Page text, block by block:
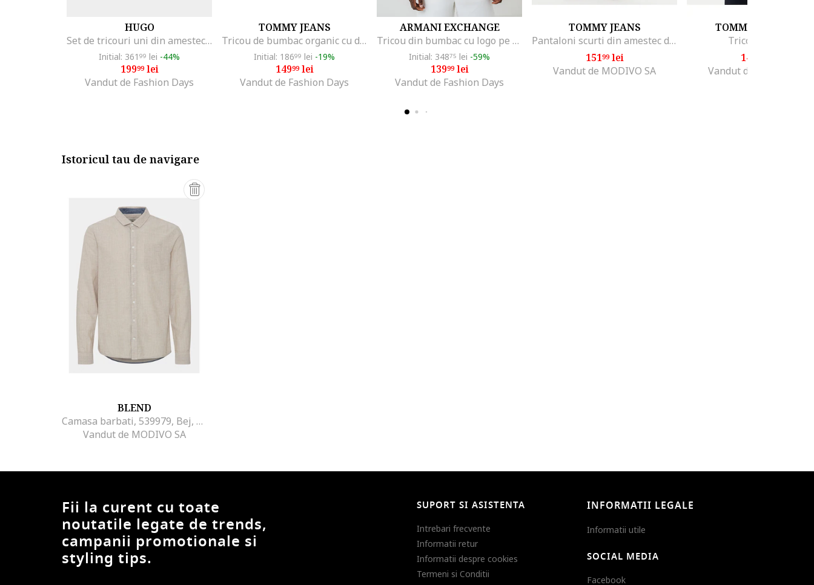
HUGO
Set de tricouri uni din amestec de bumbac - 2 piese, Negru
Initial: 361 99 lei -44%
19999lei
Vandut de Fashion Days
TOMMY JEANS
Tricou de bumbac organic cu decolteu la baza gatului, Alb
Initial: 18699 lei -19%
14999lei
Vandut de Fashion Days
ARMANI EXCHANGE
Tricou din bumbac cu logo pe piept si decolteu la baza gatului, Verde pal
Initial: 34875 lei -59%
13999lei
Vandut de Fashion Days
TOMMY JEANS
Pantaloni scurti din amestec de bumbac
15199lei
Vandut de MODIVO SA
TOMMY HILFIGER
Tricou slim fit
141
Vandut de MODIVO SA
Istoricul tau de navigare
BLEND
Camasa barbati, 539979, Bej, Bumbac
Vandut de MODIVO SA
Fii la curent cu toate
noutatile legate de trends,
campanii promotionale si
styling tips.
SUPORT SI ASISTENTA
Intrebari frecvente
Informatii retur
Informatii despre cookies
Termeni si Conditii
INFORMATII LEGALE
Informatii utile
SOCIAL MEDIA
Facebook